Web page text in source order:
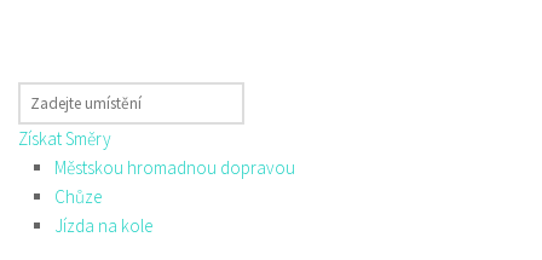
Získat Směry
Městskou hromadnou dopravou
Chůze
Jízda na kole